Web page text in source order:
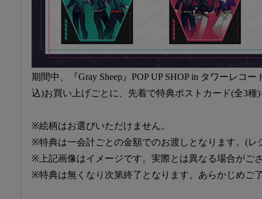
期間中、『Gray Sheep』POP UP SHOP in タワーレコ
込)お買い上げごとに、先着で特典ポストカード(全3種
※絵柄はお選びいただけません。
※特典は一会計ごとの金額でのお渡しとなります。(レ
※上記画像はイメージです。実際とは異なる場合がご
※特典は無くなり次第終了となります。あらかじめご